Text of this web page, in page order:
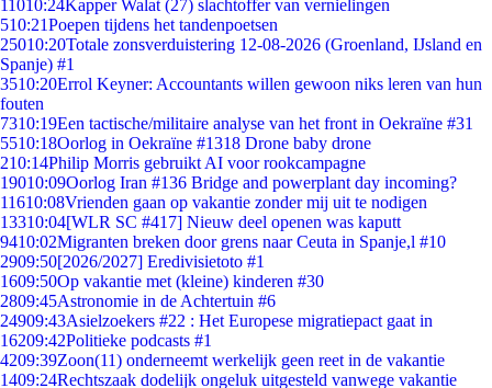
11010:24Kapper Walat (27) slachtoffer van vernielingen
510:21Poepen tijdens het tandenpoetsen
25010:20Totale zonsverduistering 12-08-2026 (Groenland, IJsland en
Spanje) #1
3510:20Errol Keyner: Accountants willen gewoon niks leren van hun
fouten
7310:19Een tactische/militaire analyse van het front in Oekraïne #31
5510:18Oorlog in Oekraïne #1318 Drone baby drone
210:14Philip Morris gebruikt AI voor rookcampagne
19010:09Oorlog Iran #136 Bridge and powerplant day incoming?
11610:08Vrienden gaan op vakantie zonder mij uit te nodigen
13310:04[WLR SC #417] Nieuw deel openen was kaputt
9410:02Migranten breken door grens naar Ceuta in Spanje,l #10
2909:50[2026/2027] Eredivisietoto #1
1609:50Op vakantie met (kleine) kinderen #30
2809:45Astronomie in de Achtertuin #6
24909:43Asielzoekers #22 : Het Europese migratiepact gaat in
16209:42Politieke podcasts #1
4209:39Zoon(11) onderneemt werkelijk geen reet in de vakantie
1409:24Rechtszaak dodelijk ongeluk uitgesteld vanwege vakantie